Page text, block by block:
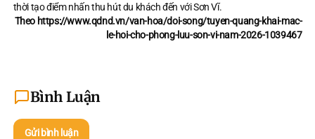
thời tạo điểm nhấn thu hút du khách đến với Sơn Vĩ.
Theo https://www.qdnd.vn/van-hoa/doi-song/tuyen-quang-khai-mac-
le-hoi-cho-phong-luu-son-vi-nam-2026-1039467
Bình Luận
Gửi bình luận